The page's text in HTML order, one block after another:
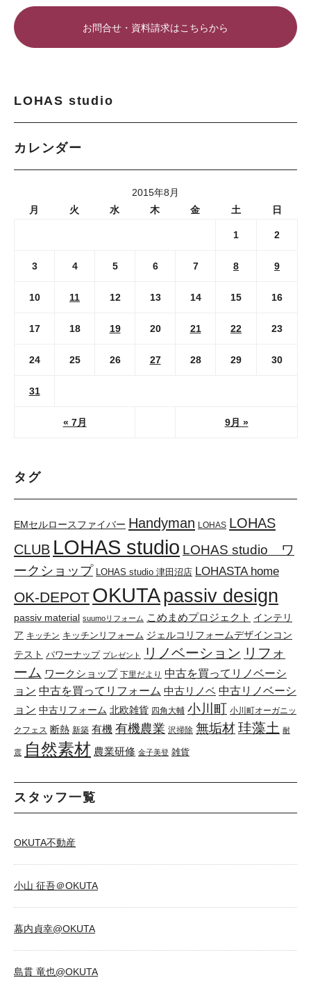
お問合せ・資料請求はこちらから
LOHAS studio
カレンダー
2015年8月
月
火 水 木 金 土 日
« 7月 9月 »
1 2
3 4 5 6 7 8 9
10 11 12 13 14 15 16
17 18 19 20 21 22 23
24 25 26 27 28 29 30
31
タグ
EMセルロースファイバー Handyman LOHAS LOHAS
CLUB LOHAS studio LOHAS studio ワ
ークショップ LOHAS studio 津田沼店 LOHASTA home
OK-DEPOT OKUTApassiv design
passiv material suumoリフォーム こめまめプロジェクト インテリ
ア キッチン キッチンリフォーム ジェルコリフォームデザインコン
テスト パワーナップ プレゼント リノベーション リフォ
ーム ワークショップ 下里だより 中古を買ってリノベーシ
ョン 中古を買ってリフォーム 中古リノベ 中古リノベーシ
ョン 中古リフォーム 北欧雑貨 四角大輔 小川町 小川町オーガニッ
クフェス 断熱 新築 有機 有機農業 沢掃除 無垢材珪藻土 耐
震 自然素材 農業研修 金子美登 雑貨
スタッフ一覧
OKUTA不動産
小山 征吾＠OKUTA
幕内貞幸@OKUTA
島貫 竜也@OKUTA